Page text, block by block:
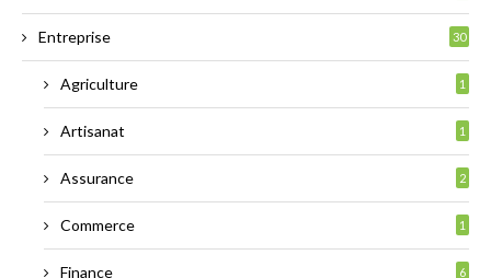
Entreprise 30
Agriculture 1
Artisanat 1
Assurance 2
Commerce 1
Finance 6